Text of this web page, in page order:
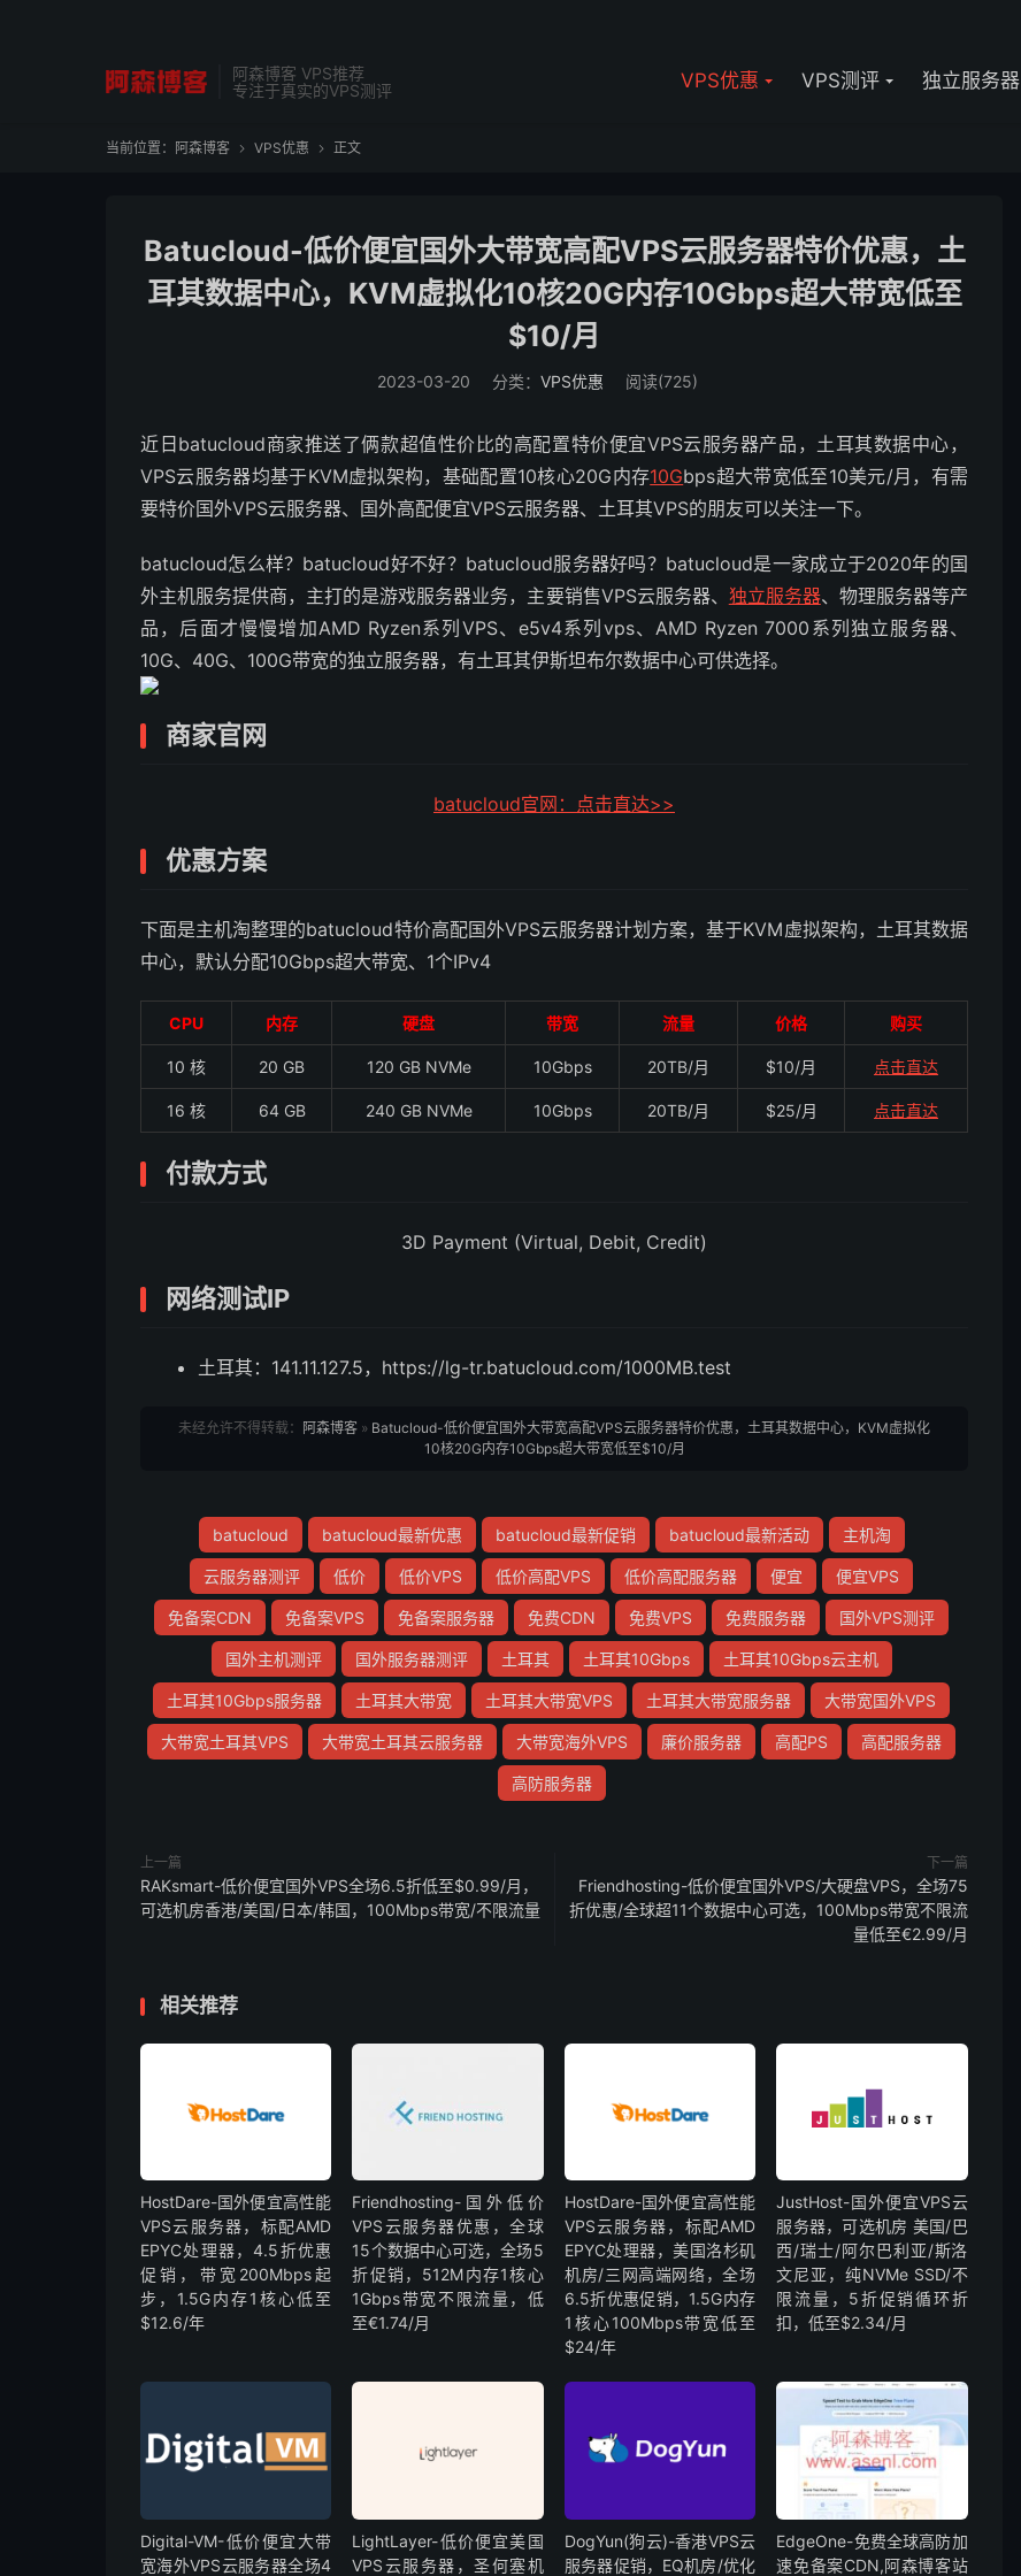
阿森博客 VPS推荐
专注于真实的VPS测评
VPS优惠 VPS测评 独立服务器
当前位置： 阿森博客  VPS优惠  正文
Batucloud-低价便宜国外大带宽高配VPS云服务器特价优惠，土
耳其数据中心，KVM虚拟化10核20G内存10Gbps超大带宽低至
$10/月
2023-03-20 分类： VPS优惠 阅读(725)
近日batucloud商家推送了俩款超值性价比的高配置特价便宜VPS云服务器产品，土耳其数据中心，
VPS云服务器均基于KVM虚拟架构，基础配置10核心20G内存10Gbps超大带宽低至10美元/月，有需
要特价国外VPS云服务器、国外高配便宜VPS云服务器、土耳其VPS的朋友可以关注一下。
batucloud怎么样？batucloud好不好？batucloud服务器好吗？batucloud是一家成立于2020年的国
外主机服务提供商，主打的是游戏服务器业务，主要销售VPS云服务器、 独立服务器、物理服务器等产
品，后面才慢慢增加AMD Ryzen系列VPS、e5v4系列vps、AMD Ryzen 7000系列独立服务器、
10G、40G、100G带宽的独立服务器，有土耳其伊斯坦布尔数据中心可供选择。
商家官网
batucloud官网：点击直达>>
优惠方案
下面是主机淘整理的batucloud特价高配国外VPS云服务器计划方案，基于KVM虚拟架构，土耳其数据
中心，默认分配10Gbps超大带宽、1个IPv4
CPU 内存 硬盘 带宽 流量 价格 购买
10 核 20 GB 120 GB NVMe 10Gbps 20TB/月 $10/月 点击直达
16 核 64 GB 240 GB NVMe 10Gbps 20TB/月 $25/月 点击直达
付款方式
3D Payment (Virtual, Debit, Credit)
网络测试IP
土耳其：141.11.127.5，https://lg-tr.batucloud.com/1000MB.test
未经允许不得转载： 阿森博客 » Batucloud-低价便宜国外大带宽高配VPS云服务器特价优惠，土耳其数据中心，KVM虚拟化
10核20G内存10Gbps超大带宽低至$10/月
batucloud batucloud最新优惠 batucloud最新促销 batucloud最新活动 主机淘
云服务器测评 低价 低价VPS 低价高配VPS 低价高配服务器 便宜 便宜VPS
免备案CDN 免备案VPS 免备案服务器 免费CDN 免费VPS 免费服务器 国外VPS测评
国外主机测评 国外服务器测评 土耳其 土耳其10Gbps 土耳其10Gbps云主机
土耳其10Gbps服务器 土耳其大带宽 土耳其大带宽VPS 土耳其大带宽服务器 大带宽国外VPS
大带宽土耳其VPS 大带宽土耳其云服务器 大带宽海外VPS 廉价服务器 高配PS 高配服务器
高防服务器
上一篇
RAKsmart-低价便宜国外VPS全场6.5折低至$0.99/月，
可选机房香港/美国/日本/韩国，100Mbps带宽/不限流量
下一篇
Friendhosting-低价便宜国外VPS/大硬盘VPS，全场75
折优惠/全球超11个数据中心可选，100Mbps带宽不限流
量低至€2.99/月
相关推荐
HostDare-国外便宜高性能
VPS云服务器，标配AMD
EPYC处理器，4.5折优惠
促销，带宽200Mbps起
步，1.5G内存1核心低至
$12.6/年
Friendhosting-国外低价
VPS云服务器优惠，全球
15个数据中心可选，全场5
折促销，512M内存1核心
1Gbps带宽不限流量，低
至€1.74/月
HostDare-国外便宜高性能
VPS云服务器，标配AMD
EPYC处理器，美国洛杉矶
机房/三网高端网络，全场
6.5折优惠促销，1.5G内存
1核心100Mbps带宽低至
$24/年
JustHost-国外便宜VPS云
服务器，可选机房 美国/巴
西/瑞士/阿尔巴利亚/斯洛
文尼亚，纯NVMe SSD/不
限流量，5折促销循环折
扣，低至$2.34/月
Digital-VM-低价便宜大带
宽海外VPS云服务器全场4
LightLayer-低价便宜美国
VPS云服务器，圣何塞机
DogYun(狗云)-香港VPS云
服务器促销，EQ机房/优化
EdgeOne-免费全球高防加
速免备案CDN,阿森博客站